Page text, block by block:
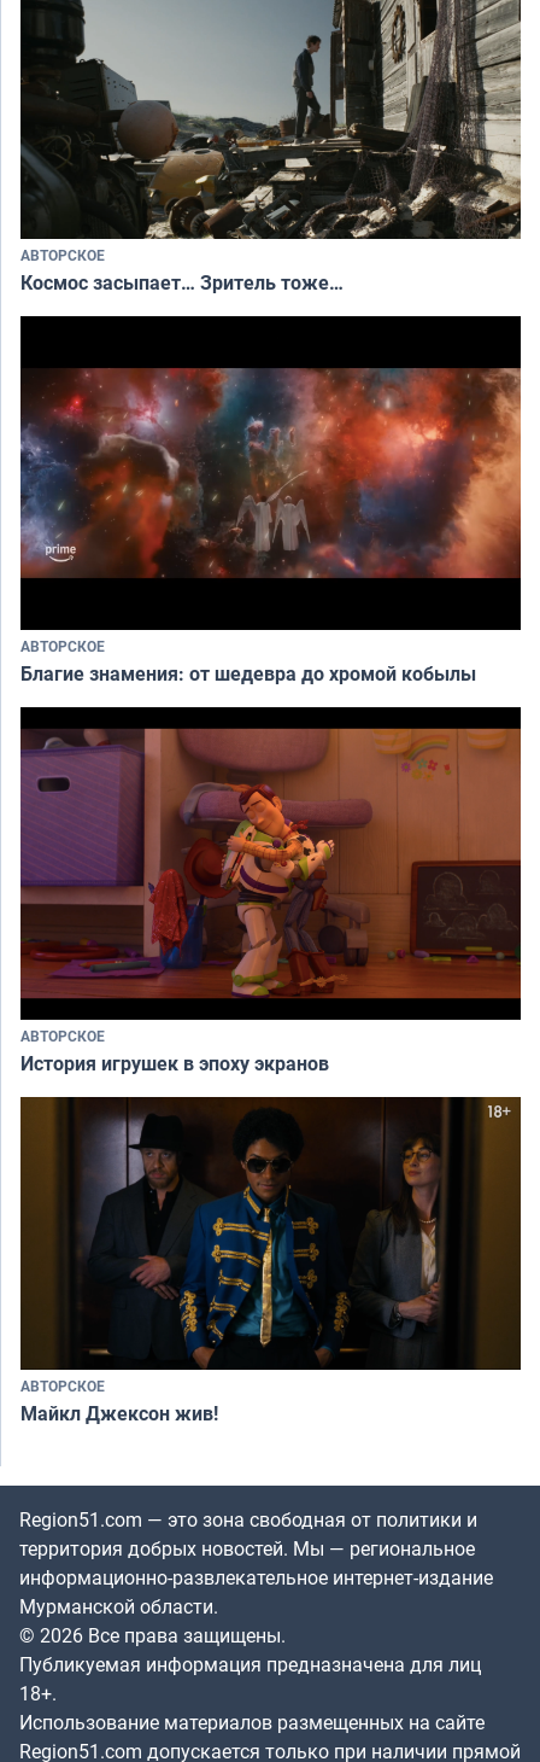
АВТОРСКОЕ
Космос засыпает… Зритель тоже…
АВТОРСКОЕ
Благие знамения: от шедевра до хромой кобылы
АВТОРСКОЕ
История игрушек в эпоху экранов
АВТОРСКОЕ
Майкл Джексон жив!
Region51.com — это зона свободная от политики и
территория добрых новостей. Мы — региональное
информационно-развлекательное интернет-издание
Мурманской области.
© 2026 Все права защищены.
Публикуемая информация предназначена для лиц
18+.
Использование материалов размещенных на сайте
Region51.com допускается только при наличии прямой